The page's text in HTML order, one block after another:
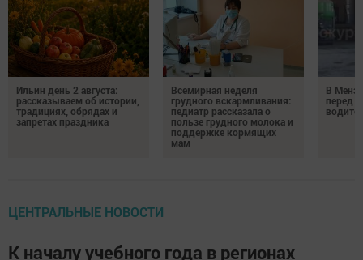
Ильин день 2 августа:
рассказываем об истории,
традициях, обрядах и
запретах праздника
Всемирная неделя
грудного вскармливания:
педиатр рассказала о
пользе грудного молока и
поддержке кормящих
мам
В
перед
ЦЕНТРАЛЬНЫЕ НОВОСТИ
К началу учебного года в регионах